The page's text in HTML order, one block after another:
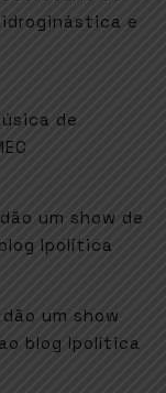
e
de
um show de
Ipolítica
um show
blog Ipolítica